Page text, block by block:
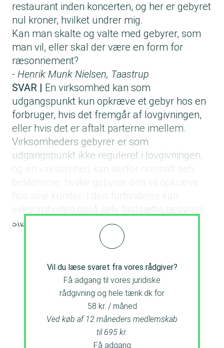
restaurant inden koncerten, og her er gebyret
nul kroner, hvilket undrer mig.
Kan man skalte og valte med gebyrer, som
man vil, eller skal der være en form for
ræsonnement?
- Henrik Munk Nielsen, Taastrup
SVAR | En virksomhed kan som
udgangspunkt kun opkræve et gebyr hos en
forbruger, hvis det fremgår af lovgivningen,
eller hvis det er aftalt parterne imellem.
Virksomheders gebyrer er som
udgangspunkt ikke reguleret i lovgivningen,
bestemme, hvilke gebyrer den vil opkræve
hos sine kunder. I den forbindelse kan
virksomheden også selv fastsætte gebyrets
størrelse.
Vil du læse svaret fra vores rådgiver?
Få adgang til vores juridiske
rådgivning og hele tænk.dk for
58 kr. / måned
Ved køb af 12 måneders medlemskab
til 695 kr.
Få adgang